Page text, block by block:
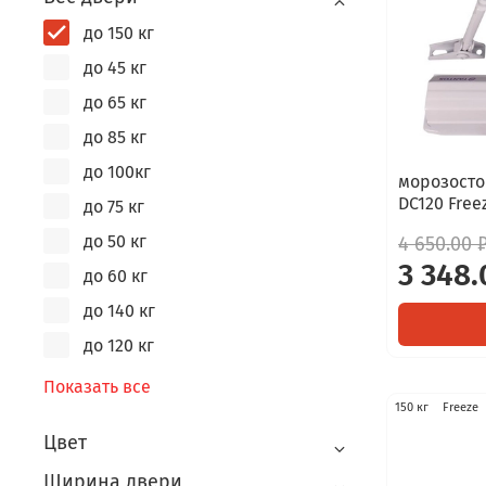
DC120
4 650.00
3
150 кг Freeze
до 150 кг
до 45 кг
до 65 кг
до 85 кг
до 100кг
до 75 кг
до 50 кг
до 60 кг
до 140 кг
до 120 кг
Показать все
Цвет